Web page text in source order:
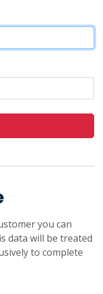
you can
data will be treated
to complete